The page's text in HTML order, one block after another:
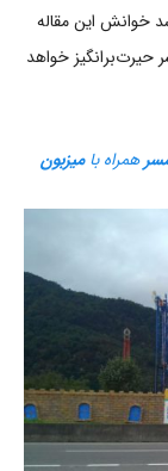
خوانش این مقاله
خواهد
همراه بامیزبون